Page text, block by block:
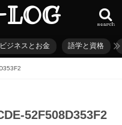
search
ビジネスとお金 語学と資格
52F508D353F2